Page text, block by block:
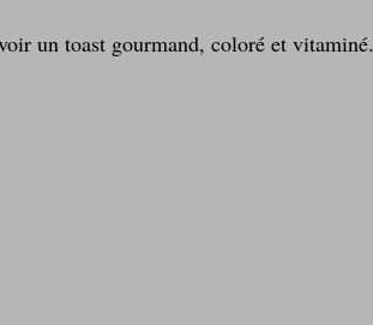
un toast gourmand, coloré et vitaminé.